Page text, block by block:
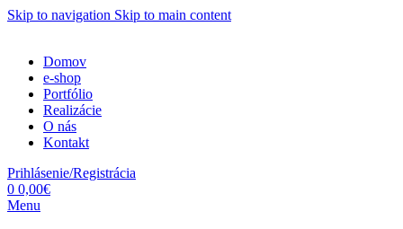
Skip to navigation Skip to main content
Domov
e-shop
Portfólio
Realizácie
O nás
Kontakt
Prihlásenie/Registrácia
0 0,00€
Menu